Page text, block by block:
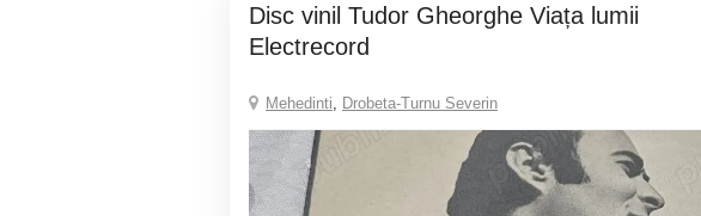
Disc vinil Tudor Gheorghe Viața lumii
Electrecord
Mehedinti, Drobeta-Turnu Severin